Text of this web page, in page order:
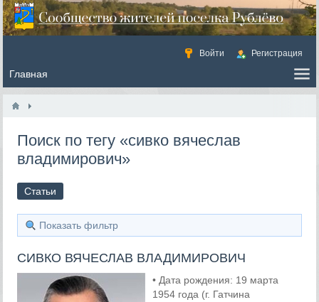
Войти Регистрация
Поиск по тегу «сивко вячеслав
владимирович»
Статьи
Показать фильтр
СИВКО ВЯЧЕСЛАВ ВЛАДИМИРОВИЧ
• Дата рождения: 19 марта
1954 года (г. Гатчина